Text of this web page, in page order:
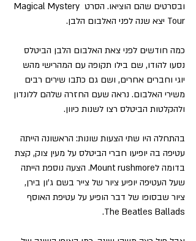
ובסרטים שהם הוציאו. הסרט Magical Mystery
Tour יצא שנה לפני האלבום הלבן.
כמה חודשים לפני צאת האלבום הלבן הביטלס
נסעו להודו, שם בילו תקופה עם המהרישי מהש
יוגי וחברים אחרים, ושם גם כתבו שירים רבים
משירי האלבום. נראה שעם החזרה שלהם ללונדון
ולהקלטות הביטלס רצו לשנות כיוון.
בהתחלה היו שתי הצעות שונות: הראשונה הייתה
עטיפה בה יופיעו חברי הביטלס על מעין צוק, קצת
בדומה לMount rushmore. הצעה נוספת הייתה
שעל העטיפה יופיע ציור של צייר בשם ג'ון בירן,
ציור שבסופו של דבר הופיע על עטיפת האוסף
The Beatles Ballads.